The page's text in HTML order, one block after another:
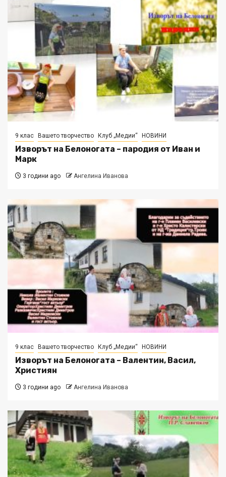
9 клас Вашето творчество Клуб „Медии“ НОВИНИ
Изворът на Белоногата – пародия от Иван и
Марк
3 години ago Ангелина Иванова
9 клас Вашето творчество Клуб „Медии“ НОВИНИ
Изворът на Белоногата – Валентин, Васил,
Християн
3 години ago Ангелина Иванова